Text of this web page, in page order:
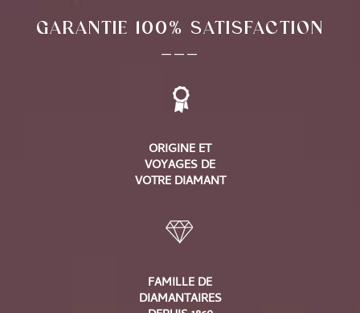
GARANTIE 100% SATISFACTION
ORIGINE ET
VOYAGES DE
VOTRE DIAMANT
FAMILLE DE
DIAMANTAIRES